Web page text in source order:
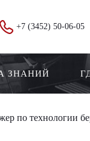
+7 (3452) 50-06-05
ЗНАНИЙ
по технологии